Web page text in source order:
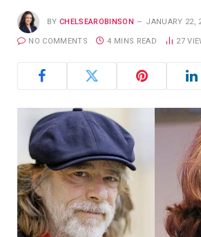
BY CHELSEAROBINSON JANUARY 22,
NO COMMENTS 4 MINS READ 27